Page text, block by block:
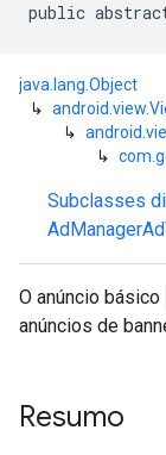
public
java.lang.Object
↳
↳
↳
Subclasses
O anúncio básico
anúncios de
Resumo